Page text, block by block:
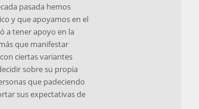
pasada hemos
y que apoyamos en el
a tener apoyo en la
que manifestar
ciertas variantes
sobre su propia
que padeciendo
sus expectativas de